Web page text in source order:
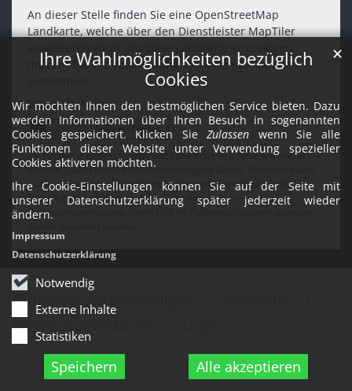
Ihre Wahlmöglichkeiten bezüglich
Cookies
Wir möchten Ihnen den bestmöglichen Service bieten. Dazu
werden Informationen über Ihren Besuch in sogenannten
Cookies gespeichert. Klicken SieZulassen wenn Sie alle
Funktionen dieser Website unter Verwendung spezieller
Cookies aktiveren möchten.
Ihre Cookie-Einstellungen können Sie auf der Seite mit
unserer Datenschutzerklärung später jederzeit wieder
ändern.
Notwendig
Externe Inhalte
Statistiken
Speichern Alle akzeptieren
✕
Impressum
Datenschutzerklärung
An dieser Stelle finden Sie eine OpenStreetMap
Landkarte, welche über den Dienstleister MapTiler
müssen Sie der Verwendung von externen Inhalten
Externe Inhalte
Ich bin damit einverstanden, dass mir externe Inhalte angezeigt
werden. Damit können personenbezogene Daten, IP-Adresse und
Cookie-Informationen an Drittplattformen übermittelt werden.
Diese Einstellung kann auf der Seite mit unserer
Datenschutzerklärung (siehe Link im Fußbereich) später jederzeit
© Basilika Vierzehnheiligen
Datenschutzerklärung